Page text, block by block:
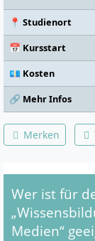
📍 Studienort
📅 Kursstart
💶 Kosten
🔗 Mehr Infos
Merken
Wer ist für
Medien“